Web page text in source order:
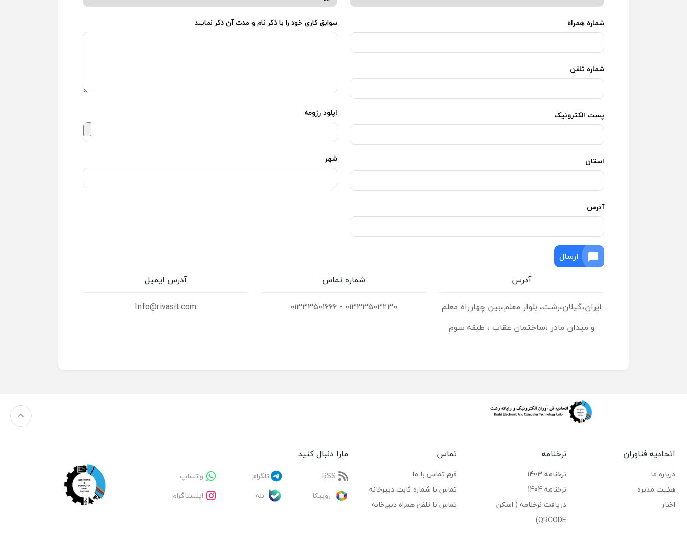
شماره همراه
شماره تلفن
پست الکترونیک
استان
آدرس
سوابق کاری خود را با ذکر نام و مدت آن ذکر نمایید
اپلود رزومه
شهر
ارسال
آدرس
ایران،گیلان،رشت، بلوار معلم،بین چهارراه معلم
و میدان مادر ،ساختمان عقاب ، طبقه سوم
شماره تماس
01333503230 - 01333501666
آدرس ایمیل
Info@rivasit.com
اتحادیه فناوران
درباره ما
هئیت مدیره
اخبار
نرخنامه
نرخنامه 1403
نرخنامه 1404
دریافت نرخنامه ( اسکن
QRCODE)
تماس
فرم تماس با ما
تماس با شماره ثابت دبیرخانه
تماس با تلفن همراه دبیرخانه
مارا دنبال کنید
RSS تلگرام
واتساپ
روبیکا
بله اینستاگرام